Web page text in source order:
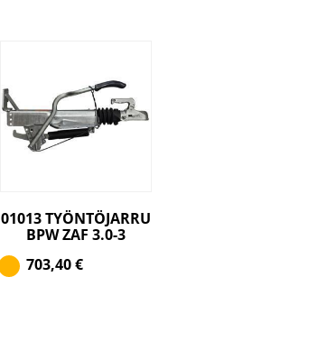
01013 TYÖNTÖJARRU
BPW ZAF 3.0-3
703,40€